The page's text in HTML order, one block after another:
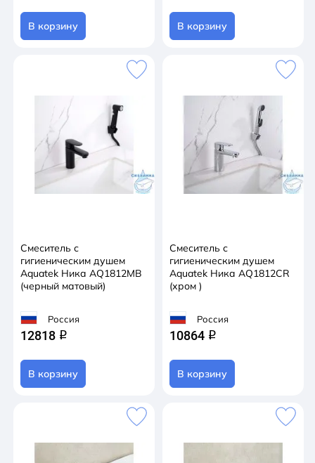
В корзину В корзину
Смеситель с
гигиеническим душем
Aquatek Ника AQ1812MB
(черный матовый)
Россия
12818 q
В корзину
Смеситель с
гигиеническим душем
Aquatek Ника AQ1812CR
(хром )
Россия
10864 q
В корзину